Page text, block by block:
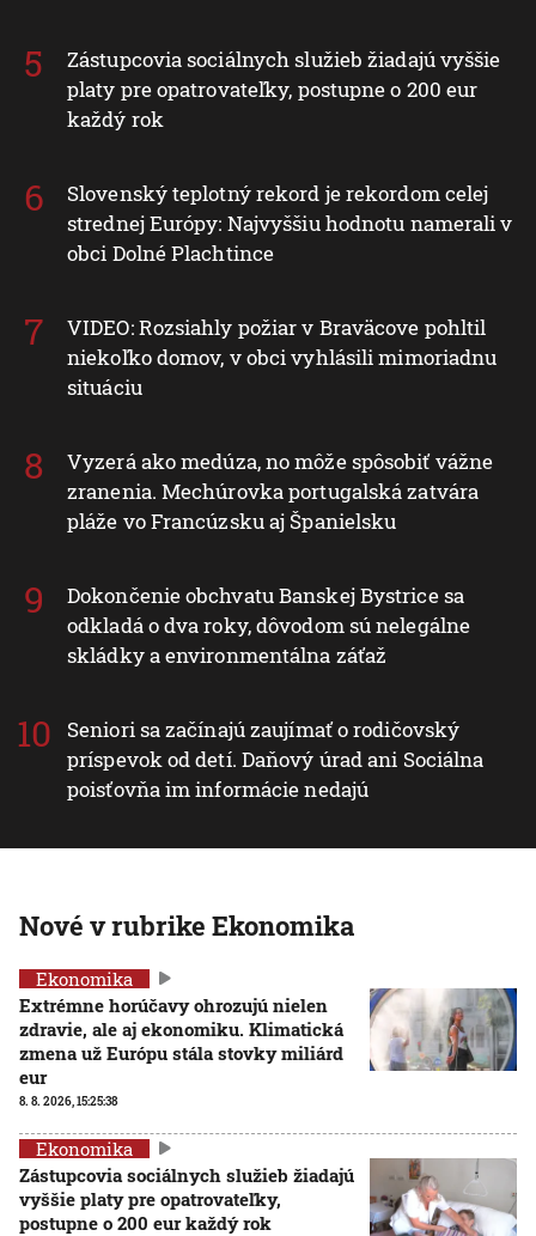
Zástupcovia sociálnych služieb žiadajú vyššie
platy pre opatrovateľky, postupne o 200 eur
každý rok
Slovenský teplotný rekord je rekordom celej
strednej Európy: Najvyššiu hodnotu namerali v
obci Dolné Plachtince
VIDEO: Rozsiahly požiar v Braväcove pohltil
niekoľko domov, v obci vyhlásili mimoriadnu
situáciu
Vyzerá ako medúza, no môže spôsobiť vážne
zranenia. Mechúrovka portugalská zatvára
pláže vo Francúzsku aj Španielsku
Dokončenie obchvatu Banskej Bystrice sa
odkladá o dva roky, dôvodom sú nelegálne
skládky a environmentálna záťaž
Seniori sa začínajú zaujímať o rodičovský
príspevok od detí. Daňový úrad ani Sociálna
poisťovňa im informácie nedajú
Nové v rubrike Ekonomika
Ekonomika
Extrémne horúčavy ohrozujú nielen
zdravie, ale aj ekonomiku. Klimatická
zmena už Európu stála stovky miliárd
eur
8. 8. 2026, 15:25:38
Ekonomika
Zástupcovia sociálnych služieb žiadajú
vyššie platy pre opatrovateľky,
postupne o 200 eur každý rok